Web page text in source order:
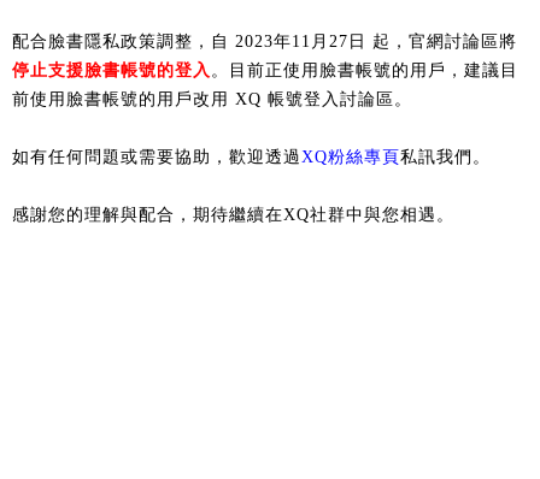
配合臉書隱私政策調整，自 2023年11月27日 起，官網討論區將
停止支援臉書帳號的登入 。目前正使用臉書帳號的用戶，建議目
前使用臉書帳號的用戶改用 XQ 帳號登入討論區。
如有任何問題或需要協助，歡迎透過XQ粉絲專頁 私訊我們。
感謝您的理解與配合，期待繼續在XQ社群中與您相遇。